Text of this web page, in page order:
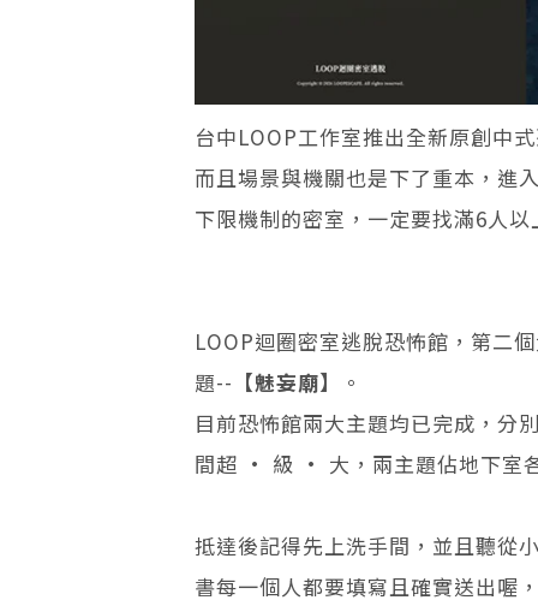
台中LOOP工作室推出全新原創中
而且場景與機關也是下了重本，進
下限機制的密室，一定要找滿6人
LOOP迴圈密室逃脫恐怖館，第二
題-- 【魅妄廟】
。
目前恐怖館兩大主題均已完成，分
間超 • 級 • 大，兩主題佔地下室
抵達後記得先上洗手間，並且聽從
書每一個人都要填寫且確實送出喔